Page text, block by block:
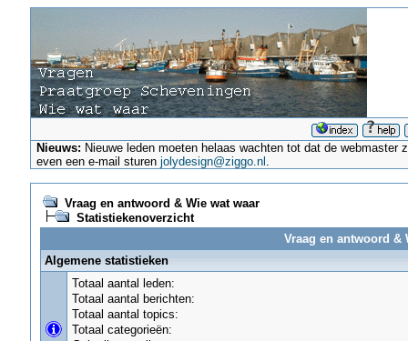
Nieuws: Nieuwe leden moeten helaas wachten tot dat de
even een e-mail sturenjolydesign@ziggo.nl .
Vraag en antwoord & Wie wat waar
Statistiekenoverzicht
Vraag en antwoord &
Algemene statistieken
Totaal aantal leden:
Totaal aantal berichten:
Totaal aantal topics:
Totaal categorieën: